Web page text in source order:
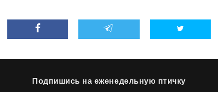
Подпишись на еженедельную птичку